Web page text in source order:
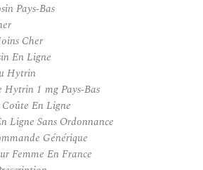
Pays-Bas
Cher
En Ligne
Hytrin
1 mg Pays-Bas
En Ligne
Ligne Sans Ordonnance
Générique
Femme En France